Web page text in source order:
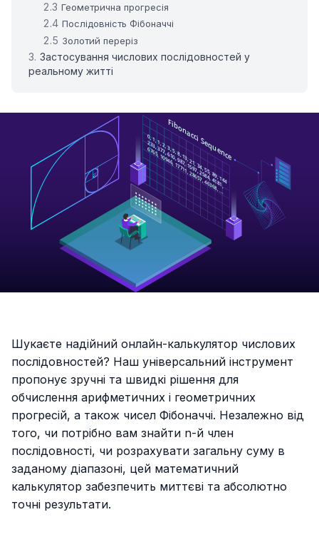
Геометрична прогресія
Послідовність Фібоначчі
Золотий переріз
Застосування числових послідовностей у
реальному житті
Шукаєте надійний онлайн-калькулятор числових
послідовностей? Наш універсальний інструмент
пропонує зручні та швидкі рішення для
обчислення арифметичних і геометричних
прогресій, а також чисел Фібоначчі. Незалежно від
того, чи потрібно вам знайти n-й член
послідовності, чи розрахувати загальну суму в
заданому діапазоні, цей математичний
калькулятор забезпечить миттєві та абсолютно
точні результати.